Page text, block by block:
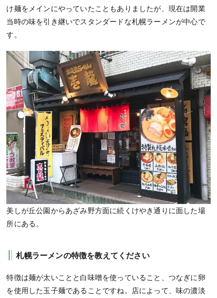
け麺をメインにやっていたこともありましたが、現在は開業
当時の味を引き継いでスタンダードな札幌ラーメンが中心で
す。
美しが丘公園からあざみ野方面に続くけやき通りに面した場
所にある。
札幌ラーメンの特徴を教えてください
特徴は麺が太いことと白味噌を使っていること、つなぎに卵
を使用した玉子麺であることですね。店によって、味の濃淡